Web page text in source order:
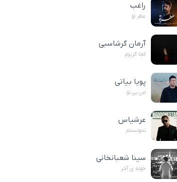
راغب
عطر تو
آرمان گرشاسبی
کجا گریزم
پویا بیاتی
من بی تو
عرشیاس
ندونستم
سینا شعبانخانی
خونه ی آخر